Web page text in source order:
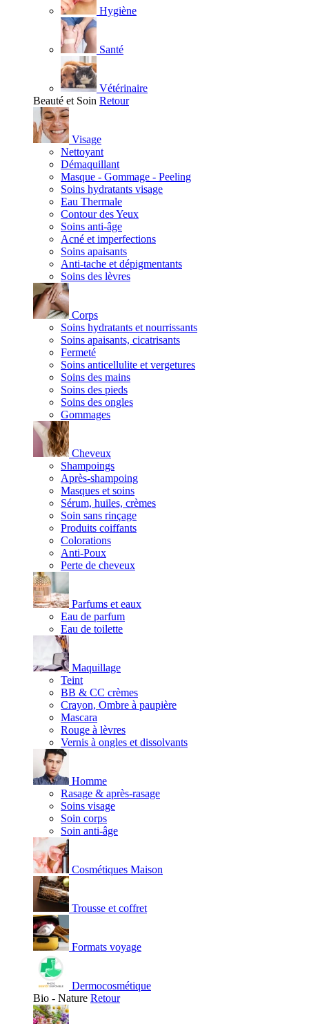
Hygiène
Santé
Vétérinaire
Beauté et Soin Retour
Visage
Nettoyant
Démaquillant
Masque - Gommage - Peeling
Soins hydratants visage
Eau Thermale
Contour des Yeux
Soins anti-âge
Acné et imperfections
Soins apaisants
Anti-tache et dépigmentants
Soins des lèvres
Corps
Soins hydratants et nourrissants
Soins apaisants, cicatrisants
Fermeté
Soins anticellulite et vergetures
Soins des mains
Soins des pieds
Soins des ongles
Gommages
Cheveux
Shampoings
Après-shampoing
Masques et soins
Sérum, huiles, crèmes
Soin sans rinçage
Produits coiffants
Colorations
Anti-Poux
Perte de cheveux
Parfums et eaux
Eau de parfum
Eau de toilette
Maquillage
Teint
BB & CC crèmes
Crayon, Ombre à paupière
Mascara
Rouge à lèvres
Vernis à ongles et dissolvants
Homme
Rasage & après-rasage
Soins visage
Soin corps
Soin anti-âge
Cosmétiques Maison
Trousse et coffret
Formats voyage
Dermocosmétique
Bio - Nature Retour